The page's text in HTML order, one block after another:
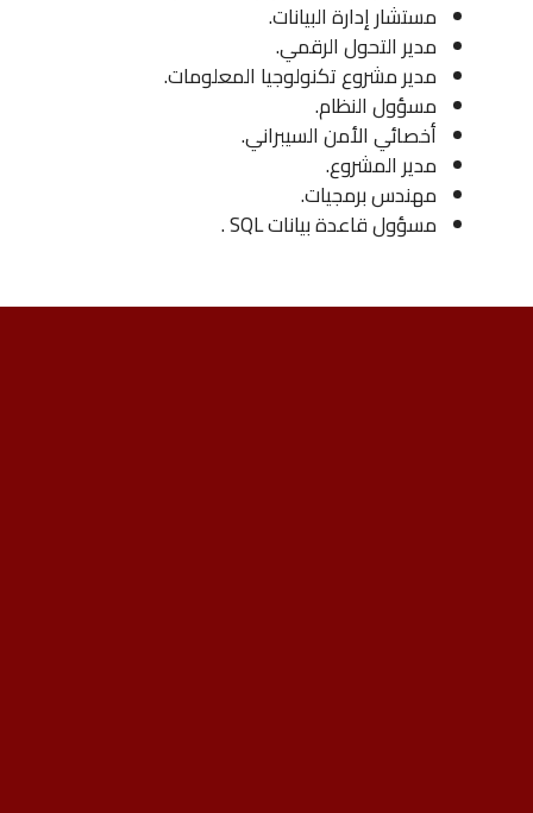
مستشار إدارة البيانات.
مدير التحول الرقمي.
مدير مشروع تكنولوجيا المعلومات.
مسؤول النظام.
أخصائي الأمن السيبراني.
مدير المشروع.
مهندس برمجيات.
مسؤول قاعدة بيانات SQL .